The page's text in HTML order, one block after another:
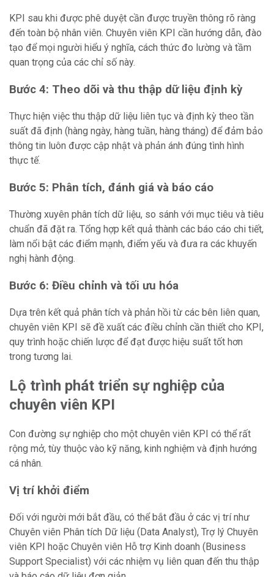
KPI sau khi được phê duyệt cần được truyền thông rõ ràng
đến toàn bộ nhân viên. Chuyên viên KPI cần hướng dẫn, đào
tạo để mọi người hiểu ý nghĩa, cách thức đo lường và tầm
quan trọng của các chỉ số này.
Bước 4: Theo dõi và thu thập dữ liệu định kỳ
Thực hiện việc thu thập dữ liệu liên tục và định kỳ theo tần
suất đã định (hàng ngày, hàng tuần, hàng tháng) để đảm bảo
thông tin luôn được cập nhật và phản ánh đúng tình hình
thực tế.
Bước 5: Phân tích, đánh giá và báo cáo
Thường xuyên phân tích dữ liệu, so sánh với mục tiêu và tiêu
chuẩn đã đặt ra. Tổng hợp kết quả thành các báo cáo chi tiết,
làm nổi bật các điểm mạnh, điểm yếu và đưa ra các khuyến
nghị hành động.
Bước 6: Điều chỉnh và tối ưu hóa
Dựa trên kết quả phân tích và phản hồi từ các bên liên quan,
chuyên viên KPI sẽ đề xuất các điều chỉnh cần thiết cho KPI,
quy trình hoặc chiến lược để đạt được hiệu suất tốt hơn
trong tương lai.
Lộ trình phát triển sự nghiệp của
chuyên viên KPI
Con đường sự nghiệp cho một chuyên viên KPI có thể rất
rộng mở, tùy thuộc vào kỹ năng, kinh nghiệm và định hướng
cá nhân.
Vị trí khởi điểm
Đối với người mới bắt đầu, có thể bắt đầu ở các vị trí như
Chuyên viên Phân tích Dữ liệu (Data Analyst), Trợ lý Chuyên
viên KPI hoặc Chuyên viên Hỗ trợ Kinh doanh (Business
Support Specialist) với các nhiệm vụ liên quan đến thu thập